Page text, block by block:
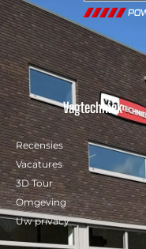
Vagtechniek
Recensies
Vacatures
3D Tour
Omgeving
Uw privacy